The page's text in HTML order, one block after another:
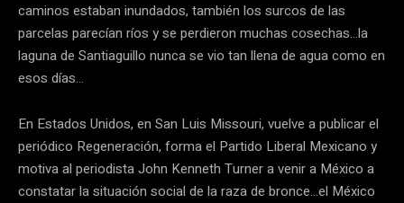
caminos estaban inundados, también los surcos de las
parcelas parecían ríos y se perdieron muchas cosechas…la
laguna de Santiaguillo nunca se vio tan llena de agua como en
esos días…
En Estados Unidos, en San Luis Missouri, vuelve a publicar el
periódico Regeneración, forma el Partido Liberal Mexicano y
motiva al periodista John Kenneth Turner a venir a México a
constatar la situación social de la raza de bronce…el México